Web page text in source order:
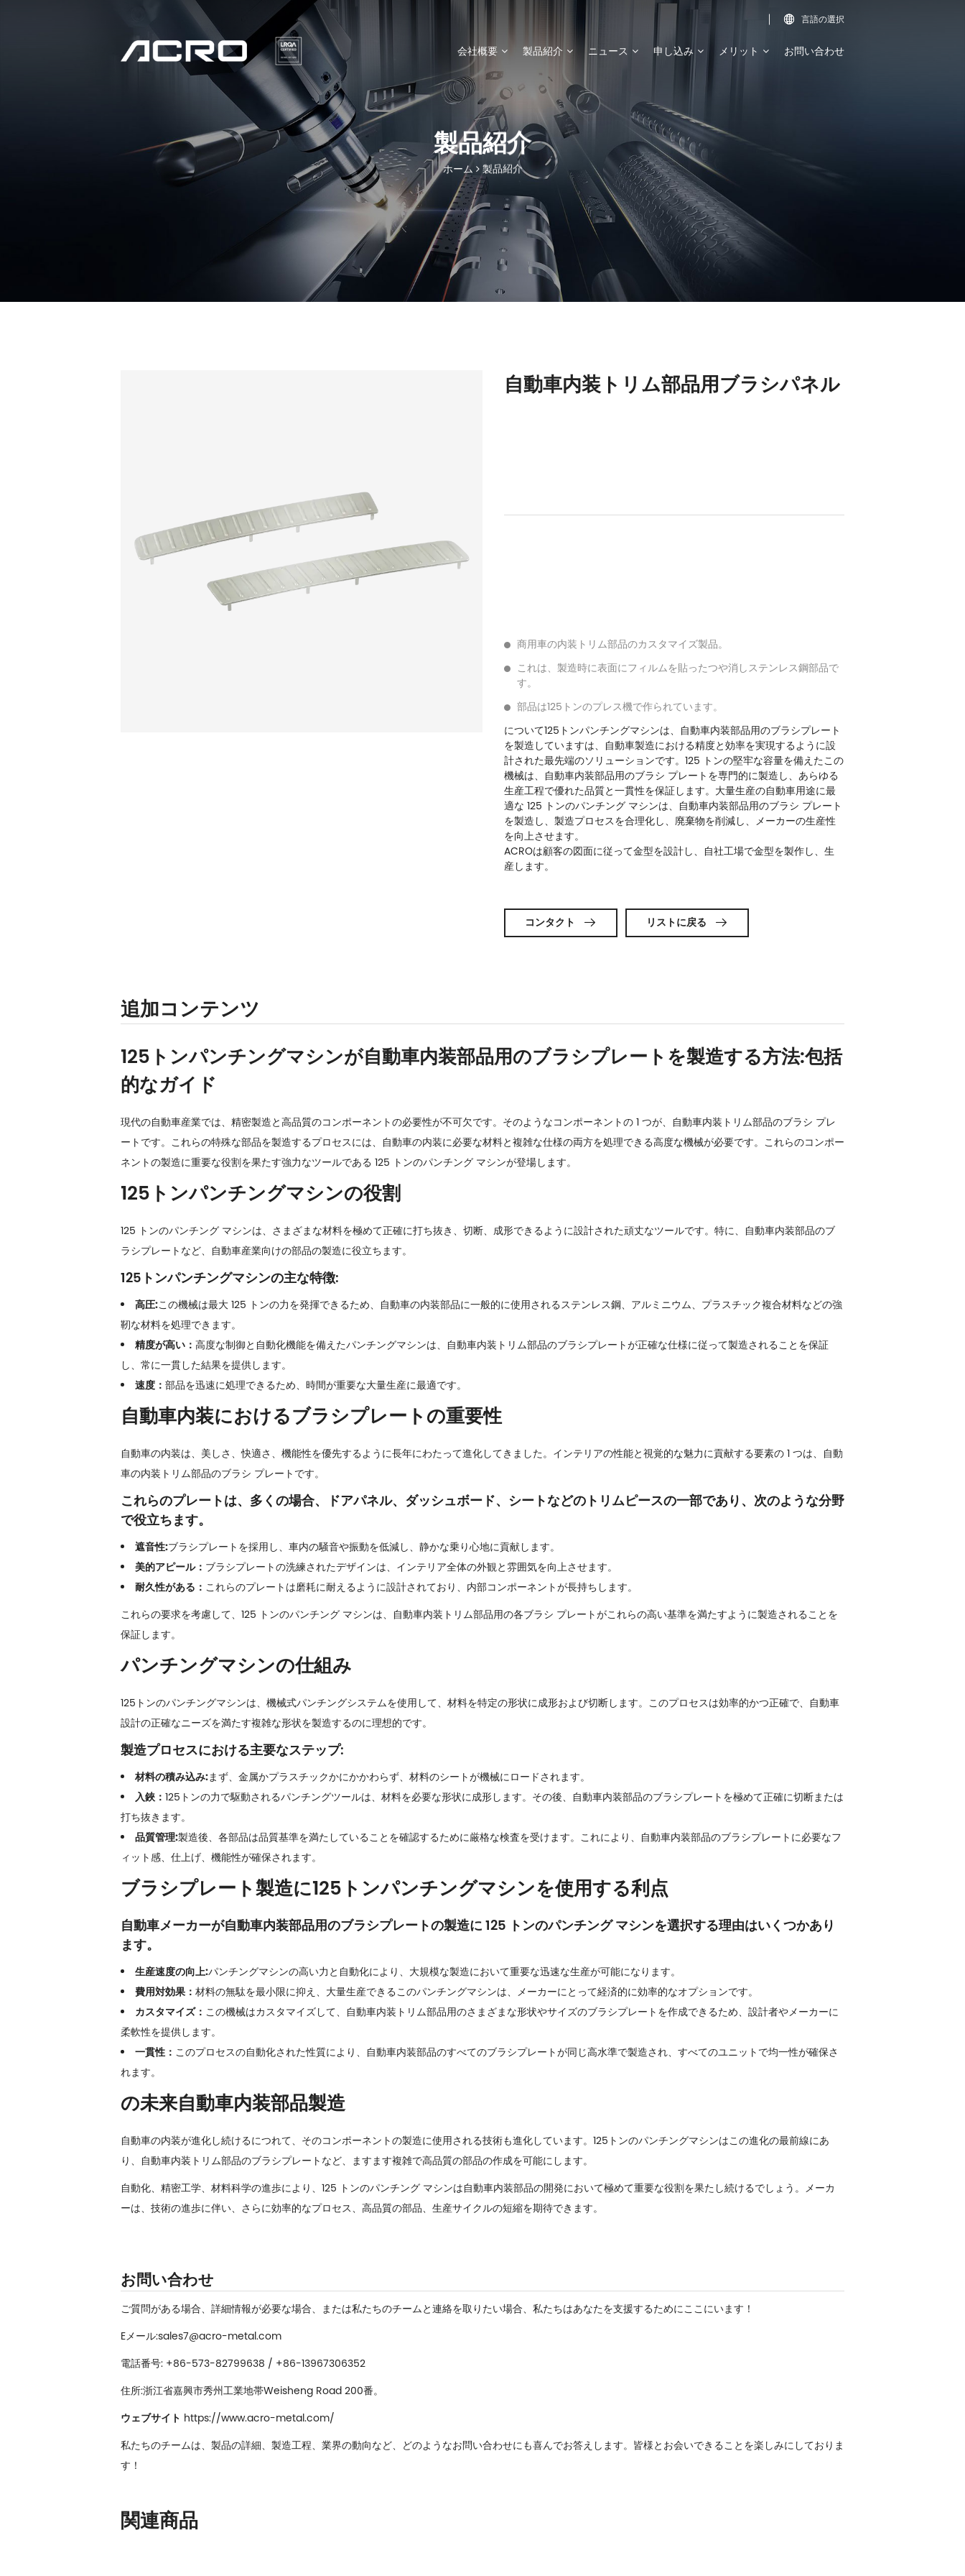
 言語の選択
会社概要 製品紹介 ニュース 申し込み メリット お問い合わせ
製品紹介
ホーム 製品紹介
自動車内装トリム部品用ブラシパネル
商用車の内装トリム部品のカスタマイズ製品。
これは、製造時に表面にフィルムを貼ったつや消しステンレス鋼部品で
す。
部品は125トンのプレス機で作られています。
について125トンパンチングマシンは、自動車内装部品用のブラシプレート
を製造していますは、自動車製造における精度と効率を実現するように設
計された最先端のソリューションです。125 トンの堅牢な容量を備えたこの
機械は、自動車内装部品用のブラシ プレートを専門的に製造し、あらゆる
生産工程で優れた品質と一貫性を保証します。大量生産の自動車用途に最
適な 125 トンのパンチング マシンは、自動車内装部品用のブラシ プレート
を製造し、製造プロセスを合理化し、廃棄物を削減し、メーカーの生産性
を向上させます。
ACROは顧客の図面に従って金型を設計し、自社工場で金型を製作し、生
産します。
コンタクト  リストに戻る 
追加コンテンツ
125トンパンチングマシンが自動車内装部品用のブラシプレートを製造する方法:包括
的なガイド
現代の自動車産業では、精密製造と高品質のコンポーネントの必要性が不可欠です。そのようなコンポーネントの 1 つが、自動車内装トリム部品のブラシ プレ
ートです。これらの特殊な部品を製造するプロセスには、自動車の内装に必要な材料と複雑な仕様の両方を処理できる高度な機械が必要です。これらのコンポー
ネントの製造に重要な役割を果たす強力なツールである 125 トンのパンチング マシンが登場します。
125トンパンチングマシンの役割
125 トンのパンチング マシンは、さまざまな材料を極めて正確に打ち抜き、切断、成形できるように設計された頑丈なツールです。特に、自動車内装部品のブ
ラシプレートなど、自動車産業向けの部品の製造に役立ちます。
125トンパンチングマシンの主な特徴:
高圧:この機械は最大 125 トンの力を発揮できるため、自動車の内装部品に一般的に使用されるステンレス鋼、アルミニウム、プラスチック複合材料などの強
靭な材料を処理できます。
精度が高い： 高度な制御と自動化機能を備えたパンチングマシンは、自動車内装トリム部品のブラシプレートが正確な仕様に従って製造されることを保証
し、常に一貫した結果を提供します。
速度： 部品を迅速に処理できるため、時間が重要な大量生産に最適です。
自動車内装におけるブラシプレートの重要性
自動車の内装は、美しさ、快適さ、機能性を優先するように長年にわたって進化してきました。インテリアの性能と視覚的な魅力に貢献する要素の 1 つは、自動
車の内装トリム部品のブラシ プレートです。
これらのプレートは、多くの場合、ドアパネル、ダッシュボード、シートなどのトリムピースの一部であり、次のような分野
で役立ちます。
遮音性:ブラシプレートを採用し、車内の騒音や振動を低減し、静かな乗り心地に貢献します。
美的アピール： ブラシプレートの洗練されたデザインは、インテリア全体の外観と雰囲気を向上させます。
耐久性がある： これらのプレートは磨耗に耐えるように設計されており、内部コンポーネントが長持ちします。
これらの要求を考慮して、125 トンのパンチング マシンは、自動車内装トリム部品用の各ブラシ プレートがこれらの高い基準を満たすように製造されることを
保証します。
パンチングマシンの仕組み
125トンのパンチングマシンは、機械式パンチングシステムを使用して、材料を特定の形状に成形および切断します。このプロセスは効率的かつ正確で、自動車
設計の正確なニーズを満たす複雑な形状を製造するのに理想的です。
製造プロセスにおける主要なステップ:
材料の積み込み:まず、金属かプラスチックかにかかわらず、材料のシートが機械にロードされます。
入鋏： 125トンの力で駆動されるパンチングツールは、材料を必要な形状に成形します。その後、自動車内装部品のブラシプレートを極めて正確に切断または
打ち抜きます。
品質管理:製造後、各部品は品質基準を満たしていることを確認するために厳格な検査を受けます。これにより、自動車内装部品のブラシプレートに必要なフ
ィット感、仕上げ、機能性が確保されます。
ブラシプレート製造に125トンパンチングマシンを使用する利点
自動車メーカーが自動車内装部品用のブラシプレートの製造に 125 トンのパンチング マシンを選択する理由はいくつかあり
ます。
生産速度の向上:パンチングマシンの高い力と自動化により、大規模な製造において重要な迅速な生産が可能になります。
費用対効果： 材料の無駄を最小限に抑え、大量生産できるこのパンチングマシンは、メーカーにとって経済的に効率的なオプションです。
カスタマイズ： この機械はカスタマイズして、自動車内装トリム部品用のさまざまな形状やサイズのブラシプレートを作成できるため、設計者やメーカーに
柔軟性を提供します。
一貫性： このプロセスの自動化された性質により、自動車内装部品のすべてのブラシプレートが同じ高水準で製造され、すべてのユニットで均一性が確保さ
れます。
の未来自動車内装部品製造
自動車の内装が進化し続けるにつれて、そのコンポーネントの製造に使用される技術も進化しています。125トンのパンチングマシンはこの進化の最前線にあ
り、自動車内装トリム部品のブラシプレートなど、ますます複雑で高品質の部品の作成を可能にします。
自動化、精密工学、材料科学の進歩により、125 トンのパンチング マシンは自動車内装部品の開発において極めて重要な役割を果たし続けるでしょう。メーカ
ーは、技術の進歩に伴い、さらに効率的なプロセス、高品質の部品、生産サイクルの短縮を期待できます。
お問い合わせ
ご質問がある場合、詳細情報が必要な場合、または私たちのチームと連絡を取りたい場合、私たちはあなたを支援するためにここにいます！
Eメール:sales7@acro-metal.com
電話番号: +86-573-82799638 / +86-13967306352
住所:浙江省嘉興市秀州工業地帯Weisheng Road 200番。
ウェブサイト https://www.acro-metal.com/
私たちのチームは、製品の詳細、製造工程、業界の動向など、どのようなお問い合わせにも喜んでお答えします。皆様とお会いできることを楽しみにしておりま
す！
関連商品